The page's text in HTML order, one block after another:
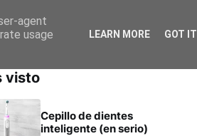
visto
Cepillo de dientes
inteligente (en serio)
agent
usage
LEARN MORE GOT IT